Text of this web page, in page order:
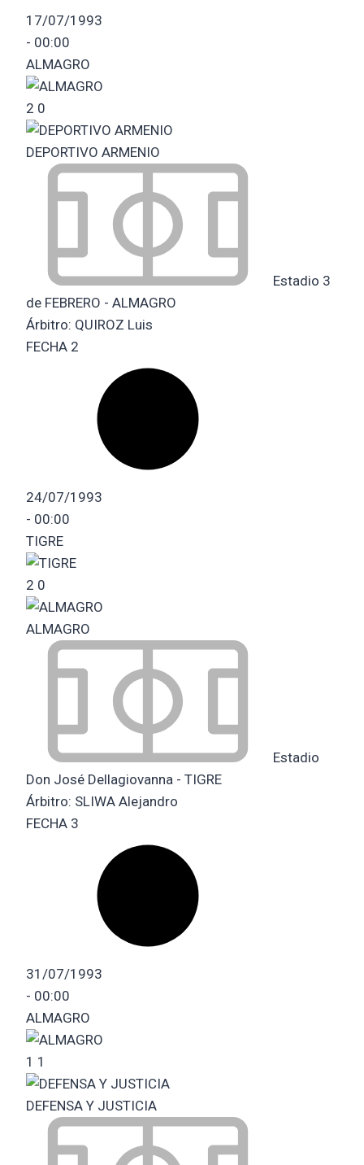
17/07/1993
- 00:00
ALMAGRO
2 0
DEPORTIVO ARMENIO
Estadio 3
de FEBRERO - ALMAGRO
Árbitro: QUIROZ Luis
FECHA 2
24/07/1993
- 00:00
TIGRE
2 0
ALMAGRO
Estadio
Don José Dellagiovanna - TIGRE
Árbitro: SLIWA Alejandro
FECHA 3
31/07/1993
- 00:00
ALMAGRO
1 1
DEFENSA Y JUSTICIA